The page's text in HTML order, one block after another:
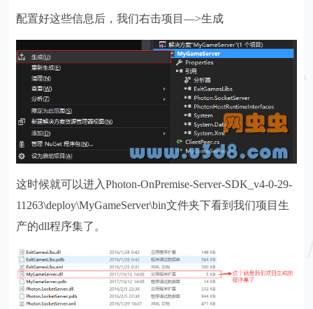
配置好这些信息后，我们右击项目—>生成
这时候就可以进入Photon-OnPremise-Server-SDK_v4-0-29-
11263\deploy\MyGameServer\bin文件夹下看到我们项目生
产的dll程序集了。